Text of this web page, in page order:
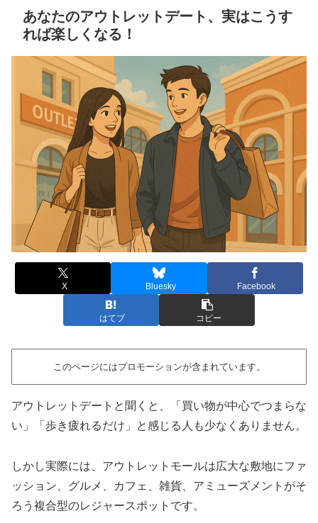
あなたのアウトレットデート、実はこうす
れば楽しくなる！
X Bluesky Facebook
はてブ コピー
このページにはプロモーションが含まれています。
アウトレットデートと聞くと、「買い物が中心でつまらな
い」「歩き疲れるだけ」と感じる人も少なくありません。
しかし実際には、アウトレットモールは広大な敷地にファ
ッション、グルメ、カフェ、雑貨、アミューズメントがそ
ろう複合型のレジャースポットです。